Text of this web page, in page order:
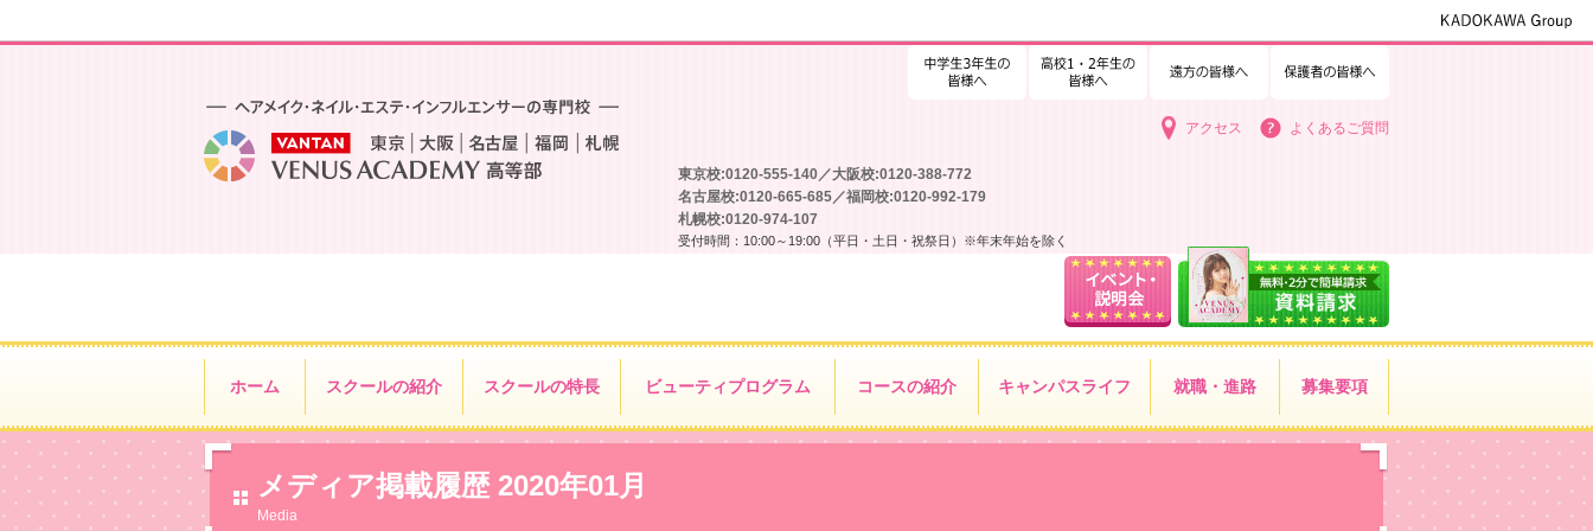
遠方の皆様へ
中学3年生の皆様へ
高校1・2年生の皆様へ
よくあるご質問
アクセス
東京校:0120-555-140／大阪校:0120-388-772
名古屋校:0120-665-685／福岡校:0120-992-179
札幌校:0120-974-107
受付時間：10:00～19:00（平日・土日・祝祭日）※年末年始を除く
ホーム スクールの紹介 スクールの特長 ビューティプログラム コースの紹介 キャンパスライフ 就職・進路 募集要項
メディア掲載履歴 2020年01月
Media